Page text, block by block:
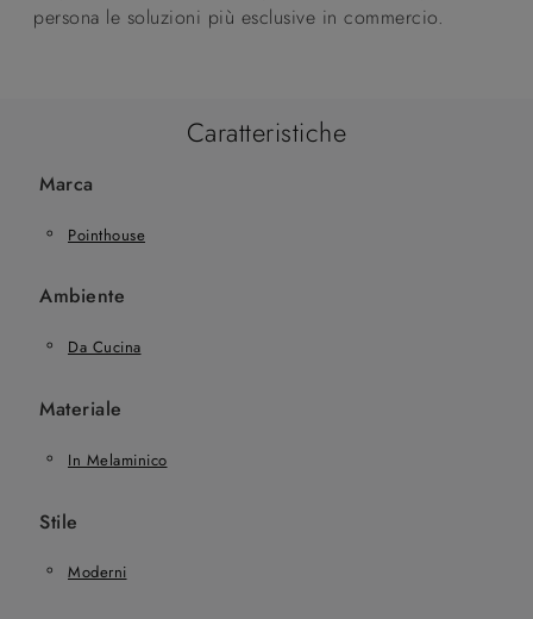
persona le soluzioni più esclusive in commercio.
Caratteristiche
Marca
Pointhouse
Ambiente
Da Cucina
Materiale
In Melaminico
Stile
Moderni